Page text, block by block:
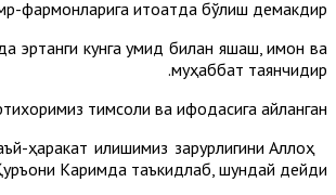
фармонларига итоатда бўлиш демакдир.
эртанги кунга умид билан яшаш, имон ва
муҳаббат таянчидир.
тимсоли ва ифодасига айланган.
ҳаракат қилишимиз зарурлигини Аллоҳ
Каримда таъкидлаб, шундай дейди: